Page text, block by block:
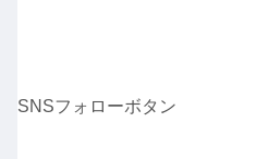
SNSフォローボタン